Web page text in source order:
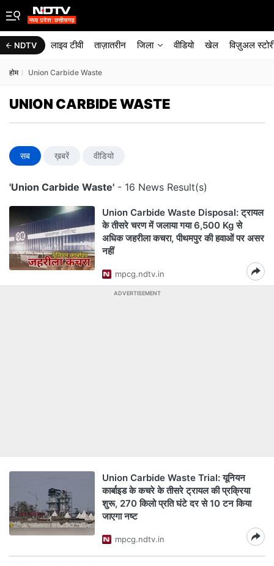
NDTV लाइव टीवी ताज़ातरीन जिला वीडियो खेल विज़ुअल
होम Union Carbide Waste
UNION CARBIDE WASTE
सब ख़बरें वीडियो
'Union Carbide Waste' - 16 News Result(s)
Union Carbide Waste Disposal: ट्रायल
के तीसरे चरण में जलाया गया 6,500 Kg से
अधिक जहरीला कचरा, पीथमपुर की हवाओं पर असर
नहीं
mpcg.ndtv.in
ADVERTISEMENT
Union Carbide Waste Trial: यूनियन
कार्बाइड के कचरे के तीसरे ट्रायल की प्रक्रिया
शुरू, 270 किलो प्रति घंटे दर से 10 टन किया
जाएगा नष्ट
mpcg.ndtv.in